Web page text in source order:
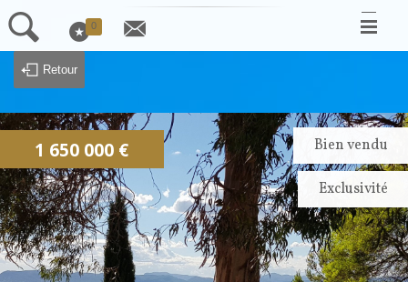
ACCUEIL
NOS BIENS À LA VENTE
CONTACTEZ NOUS
ALERTE EMAIL
IMMOVAR, UN AUTRE REGARD...
0
Retour
1 650 000 € Bien vendu
Exclusivité